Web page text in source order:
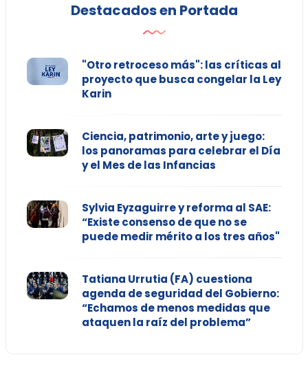
Destacados en Portada
"Otro retroceso más": las críticas al
proyecto que busca congelar la Ley
Karin
Ciencia, patrimonio, arte y juego:
los panoramas para celebrar el Día
y el Mes de las Infancias
Sylvia Eyzaguirre y reforma al SAE:
“Existe consenso de que no se
puede medir mérito a los tres años"
Tatiana Urrutia (FA) cuestiona
agenda de seguridad del Gobierno:
“Echamos de menos medidas que
ataquen la raíz del problema”